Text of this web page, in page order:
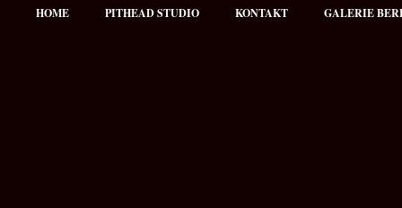
HOME PITHEAD STUDIO KONTAKT GALERIE